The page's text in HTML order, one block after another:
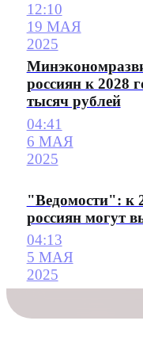
12:10
19 МАЯ
2025
россиян к 2028
тысяч рублей
04:41
6 МАЯ
2025
"Ведомости": к
россиян могут
04:13
5 МАЯ
2025